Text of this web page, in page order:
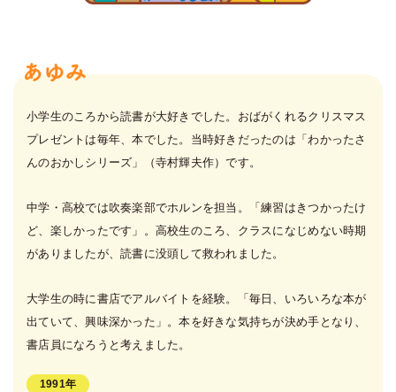
小学生のころから読書が大好きでした。おばがくれるクリスマス
プレゼントは毎年、本でした。当時好きだったのは「わかったさ
んのおかしシリーズ」（寺村輝夫作）です。
中学・高校では吹奏楽部でホルンを担当。「練習はきつかったけ
ど、楽しかったです」。高校生のころ、クラスになじめない時期
がありましたが、読書に没頭して救われました。
大学生の時に書店でアルバイトを経験。「毎日、いろいろな本が
出ていて、興味深かった」。本を好きな気持ちが決め手となり、
書店員になろうと考えました。
1991年